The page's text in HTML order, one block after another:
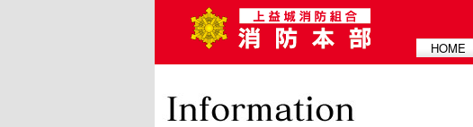
メインメニュー
HOME